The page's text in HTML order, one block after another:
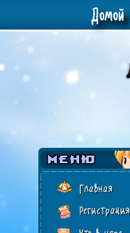
Домой
Главная
Регистрация